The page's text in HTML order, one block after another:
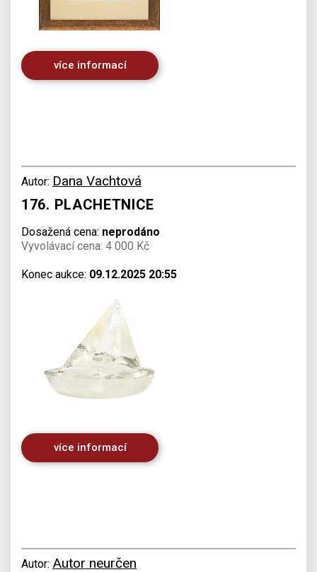
více informací
Autor: Dana Vachtová
176. PLACHETNICE
Dosažená cena: neprodáno
Vyvolávací cena: 4 000 Kč
Konec aukce: 09.12.2025 20:55
více informací
Autor: Autor neurčen